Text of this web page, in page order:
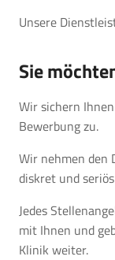
Unsere
Sie
Wir sichern
Bewerbung zu.
Wir nehmen den
diskret und
Jedes
mit Ihnen und
Klinik weiter.